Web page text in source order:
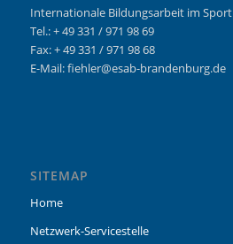
Internationale Bildungsarbeit im Sport
Tel.: + 49 331 / 971 98 69
Fax: + 49 331 / 971 98 68
E-Mail: fiehler@esab-brandenburg.de
SITEMAP
Home
Netzwerk-Servicestelle